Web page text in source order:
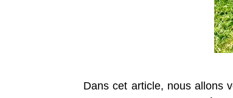
Dans cet article, nous allons